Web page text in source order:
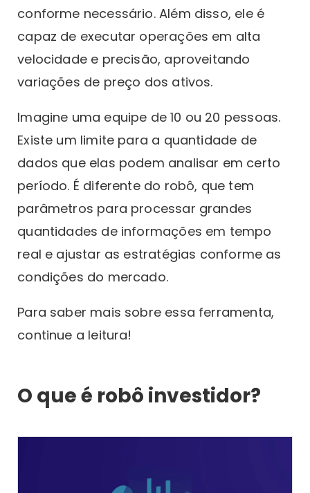
conforme necessário. Além disso, ele é
capaz de executar operações em alta
velocidade e precisão, aproveitando
variações de preço dos ativos.
Imagine uma equipe de 10 ou 20 pessoas.
Existe um limite para a quantidade de
dados que elas podem analisar em certo
período. É diferente do robô, que tem
parâmetros para processar grandes
quantidades de informações em tempo
real e ajustar as estratégias conforme as
condições do mercado.
Para saber mais sobre essa ferramenta,
continue a leitura!
O que é robô investidor?